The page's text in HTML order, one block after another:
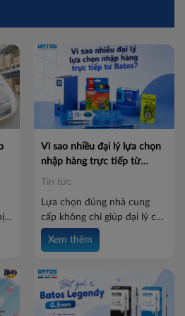
Vì sao nhiều đại lý lựa chọn
nhập hàng trực tiếp từ
Batos?
Tin tức
Lựa chọn đúng nhà cung
cấp không chỉ giúp đại lý có
nguồn hàng ổn định mà còn
tối ưu chi phí, đảm bảo chất
cạnh tranh trên thị trường.
Batos là đối tác được nhiều
đại lý tin tưởng nhờ sản
Xem thêm